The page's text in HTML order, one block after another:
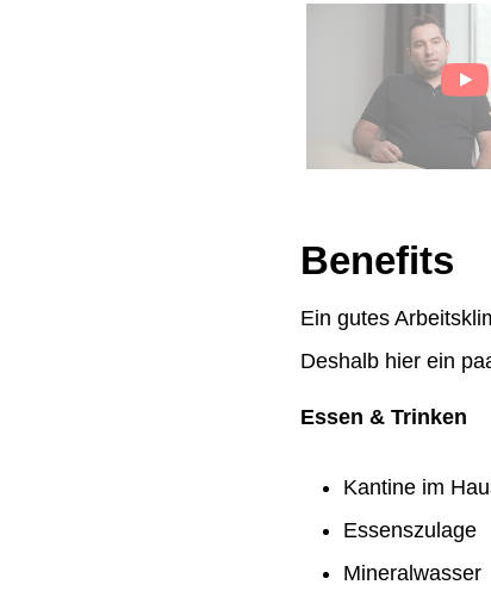
Benefits
Ein gutes
Deshalb hier ein
Essen & Trinken
Kantine im
Essenszulage
Mineralwasser